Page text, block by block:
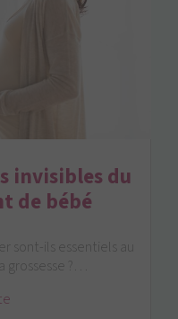
invisibles du
de bébé
sont-ils essentiels au
?…